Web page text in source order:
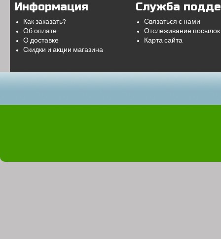
Информация
Как заказать?
Об оплате
О доставке
Скидки и акции магазина
Служба
Связаться с нами
Отслеживание посылок
Карта сайта